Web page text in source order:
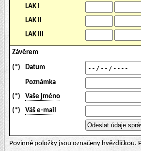
LAK I
LAK II
LAK III
Závěrem
(*) Datum
Poznámka
(*)
Vaše jméno
(*)
Váš e-mail
Povinné položky jsou označeny hvězdičkou.